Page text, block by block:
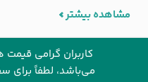
کاربران گرامی
می‌باشد، لطفاً برای
مشاهده بیشتر